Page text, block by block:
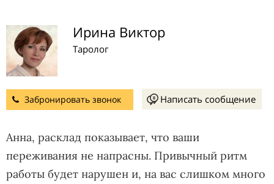
Ирина Виктор
Таролог
Забронировать звонок Написать сообщение
Анна, расклад показывает, что ваши
переживания не напрасны. Привычный ритм
работы будет нарушен и, на вас слишком много